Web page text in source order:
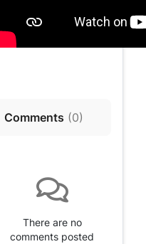
Comments (0)
There are no
comments posted